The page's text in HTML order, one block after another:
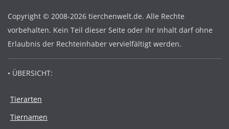
Copyright © 2008-2026 tierchenwelt.de. Alle Rechte
vorbehalten. Kein Teil dieser Seite oder ihr Inhalt darf ohne
Erlaubnis der Rechteinhaber vervielfältigt werden.
• ÜBERSICHT:
Tierarten
Tiernamen